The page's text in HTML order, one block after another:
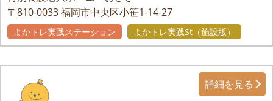
〒810-0033福岡市中央区小笹1-14-27
よかトレ実践ステーション よかトレ実践St（施設版）
詳細を見る